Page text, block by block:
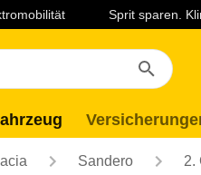
Sprit sparen.
Sandero 2.